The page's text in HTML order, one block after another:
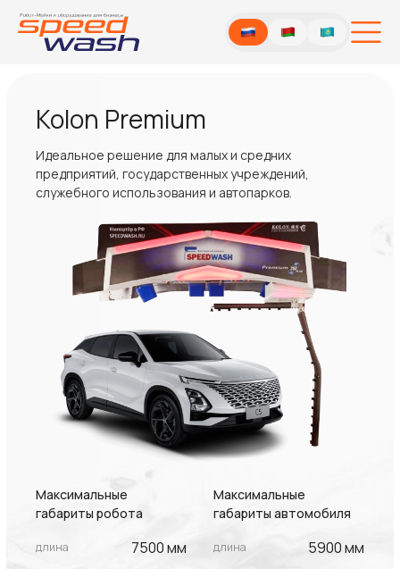
Kolon Premium
Идеальное решение для малых и средних
предприятий, государственных учреждений,
служебного использования и автопарков.
Максимальные
габариты робота
длина 7500 мм
Максимальные
габариты автомобиля
длина 5900 мм